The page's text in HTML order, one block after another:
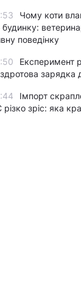
Чому коти
будинку:
поведінку
Експеримент
зарядка
Імпорт
різко зріс: яка